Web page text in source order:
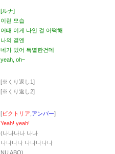
[ルナ]
이런 모습
어때 이게 나인 걸 어떡해
나의 곁엔
네가 있어 특별한건데
yeah, oh~
[※くり返し1]
[※くり返し2]
[ビクトリア アンバー]
Yeah! yeah!
(나나나나 나나
나나나나 나나나나나
NU ABO)